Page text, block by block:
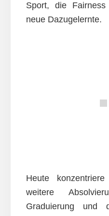
Sport, die
neue Dazugelernte.
Heute
weitere
Graduierung und